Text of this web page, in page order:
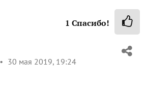
1 Спасибо!
30 мая 2019, 19:24